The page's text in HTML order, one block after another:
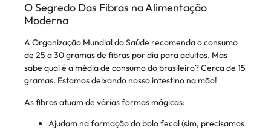
O Segredo Das Fibras na Alimentação
Moderna
A Organização Mundial da Saúde recomenda o consumo
de 25 a 30 gramas de fibras por dia para adultos. Mas
sabe qual é a média de consumo do brasileiro? Cerca de 15
gramas. Estamos deixando nosso intestino na mão!
As fibras atuam de várias formas mágicas:
Ajudam na formação do bolo fecal (sim, precisamos